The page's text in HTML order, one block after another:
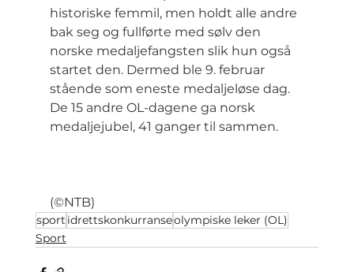
historiske femmil, men holdt alle andre
bak seg og fullførte med sølv den
norske medaljefangsten slik hun også
startet den. Dermed ble 9. februar
stående som eneste medaljeløse dag.
De 15 andre OL-dagene ga norsk
medaljejubel, 41 ganger til sammen.
(©NTB)
sport idrettskonkurranseolympiske leker (OL)
Sport